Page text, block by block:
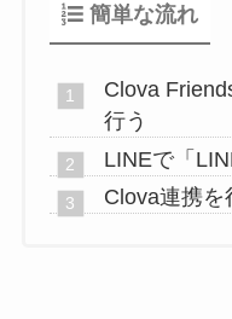
簡単な流れ
Clova
行う
LINEで「
Clova連携を